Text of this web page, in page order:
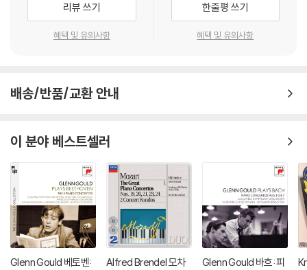
리뷰 쓰기
혜택 및 유의사항
한줄평 쓰기
혜택 및 유의사항
배송/반품/교환 안내
이 분야 베스트셀러
Glenn Gould 베토벤:
Alfred Brendel 모차
Glenn Gould 바흐: 피